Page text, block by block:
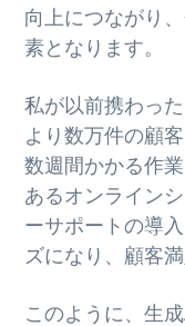
向上につながり
素となります。
私が以前携わっ
より数万件の顧
数週間かかる作
あるオンライン
ーサポートの導
ズになり、顧客
このように、生